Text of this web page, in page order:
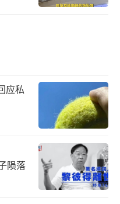
加确信“小晴”对
再给“小晴”，借口
”，陈母得知后，
求“小晴”归还钱
公安机关报案。
应私
陨落